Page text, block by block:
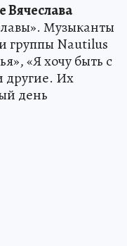
Вячеслава
Музыканты
группы Nautilus
«Я хочу быть с
другие. Их
день